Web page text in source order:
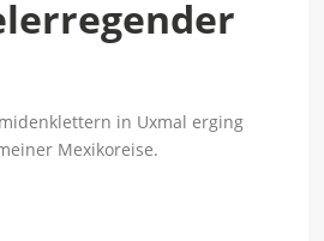
in Uxmal erging
Mexikoreise.